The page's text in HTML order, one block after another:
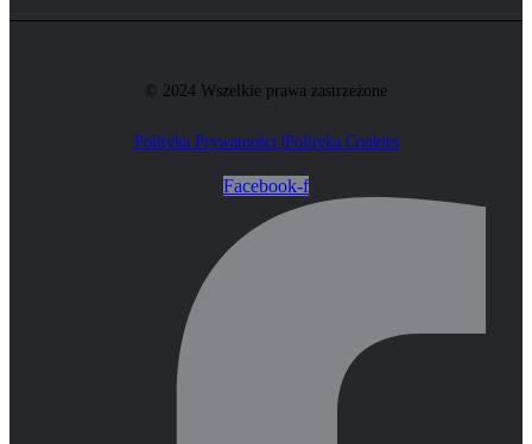
© 2024 Wszelkie prawa zastrzeżone
Polityka Prywatności |Polityka Cookies
Facebook-f